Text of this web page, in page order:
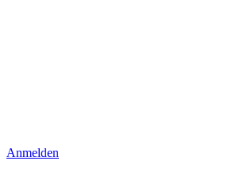
Anmelden